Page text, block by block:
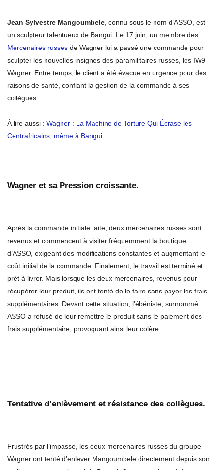
Jean Sylvestre Mangoumbele, connu sous le nom d’ASSO, est
un sculpteur talentueux de Bangui. Le 17 juin, un membre des
Mercenaires russes de Wagner lui a passé une commande pour
sculpter les nouvelles insignes des paramilitaires russes, les IW9
Wagner. Entre temps, le client a été évacué en urgence pour des
raisons de santé, confiant la gestion de la commande à ses
collègues.
À lire aussi : Wagner : La Machine de Torture Qui Écrase les
Centrafricains, même à Bangui
Wagner et sa Pression croissante.
Après la commande initiale faite, deux mercenaires russes sont
revenus et commencent à visiter fréquemment la boutique
d’ASSO, exigeant des modifications constantes et augmentant le
coût initial de la commande. Finalement, le travail est terminé et
prêt à livrer. Mais lorsque les deux mercenaires, revenus pour
récupérer leur produit, ils ont tenté de le faire sans payer les frais
supplémentaires. Devant cette situation, l’ébéniste, surnommé
ASSO a refusé de leur remettre le produit sans le paiement des
frais supplémentaire, provoquant ainsi leur colère.
Tentative d’enlèvement et résistance des collègues.
Frustrés par l’impasse, les deux mercenaires russes du groupe
Wagner ont tenté d’enlever Mangoumbele directement depuis son